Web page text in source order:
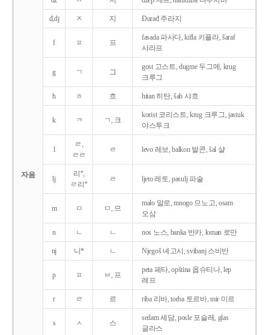
자음
đ,dj ㅈ 지 Ðurađ 주라지
f ㅍ 프
fasada 파사다, kifla 키플라, šaraf
샤라프
g ㄱ 그
gost 고스트, dugme 두그메, krug
크루그
h ㅎ 흐 hitan 히탄, šah 샤흐
k ㅋ ㄱ, 크
korist 코리스트, krug 크루그, jastuk
야스투크
l
ㄹ,
ㄹㄹ
ㄹ levo 레보, balkon 발콘, šal 샬
lj
리*,
ㄹ리*
ㄹ ljeto 레토, pasulj 파술
m ㅁ ㅁ, 므
malo 말로, mnogo 므노고, osam
오삼
n ㄴ ㄴ nos 노스, banka 반카, loman 로만
nj 니* ㄴ Njegoš 녜고시, svibanj 스비반
p ㅍ ㅂ, 프
peta 페타, opština 옵슈티나, lep
레프
r ㄹ 르 riba 리바, torba 토르바, mir 미르
s ㅅ 스
sedam 세담, posle 포슬레, glas
글라스